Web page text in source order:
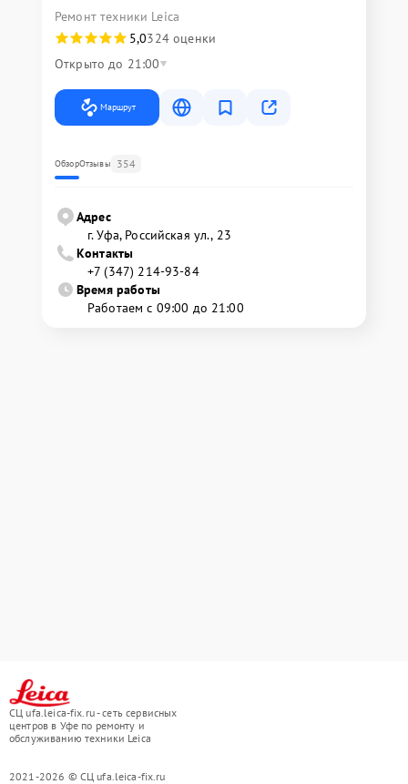
Ремонт техники Leica
5,0324 оценки
Открыто до 21:00
Маршрут
ОбзорОтзывы 354
Адрес
г. Уфа, Российская ул., 23
Контакты
+7 (347) 214-93-84
Время работы
Работаем с 09:00 до 21:00
СЦ ufa.leica-fix.ru - сеть сервисных
центров в Уфе по ремонту и
обслуживанию техники Leica
2021-2026 © СЦ ufa.leica-fix.ru